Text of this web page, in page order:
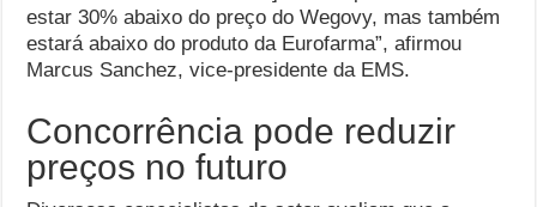
estar 30% abaixo do preço do Wegovy, mas também
estará abaixo do produto da Eurofarma”, afirmou
Marcus Sanchez, vice-presidente da EMS.
Concorrência pode reduzir
preços no futuro